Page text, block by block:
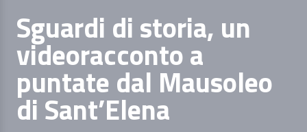
Sguardi di storia, un
videoracconto a
puntate dal Mausoleo
di Sant’Elena